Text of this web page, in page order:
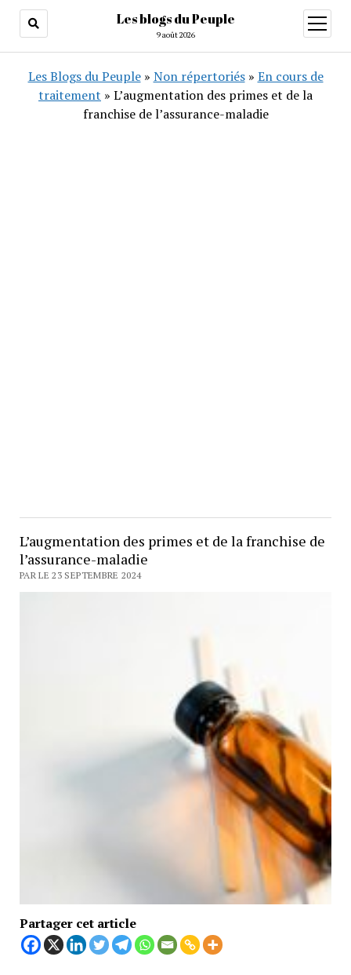
Les blogs du Peuple
9 août 2026
ouvrir
menu
Les Blogs du Peuple» Non répertoriés» En cours de
traitement » L’augmentation des primes et de la
franchise de l’assurance-maladie
L’augmentation des primes et de la franchise de
l’assurance-maladie
PAR LE 23 SEPTEMBRE 2024
Partager cet article